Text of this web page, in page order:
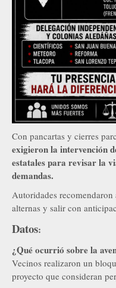
Con pancartas y cierres
exigieron la intervención
estatales para revisar la
demandas.
Autoridades
alternas y salir con
Datos:
¿Qué ocurrió sobre la
Vecinos realizaron un
proyecto que consideran